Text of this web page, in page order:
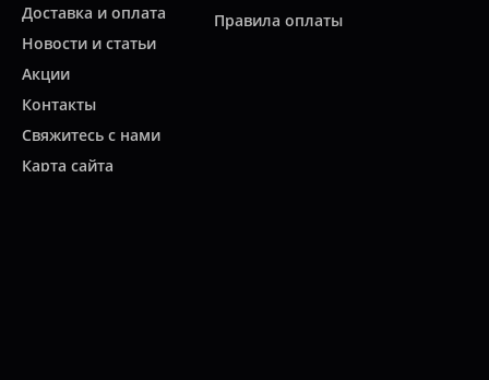
Доставка и оплата
Новости и статьи
Акции
Контакты
Свяжитесь с нами
Карта сайта
Правила оплаты